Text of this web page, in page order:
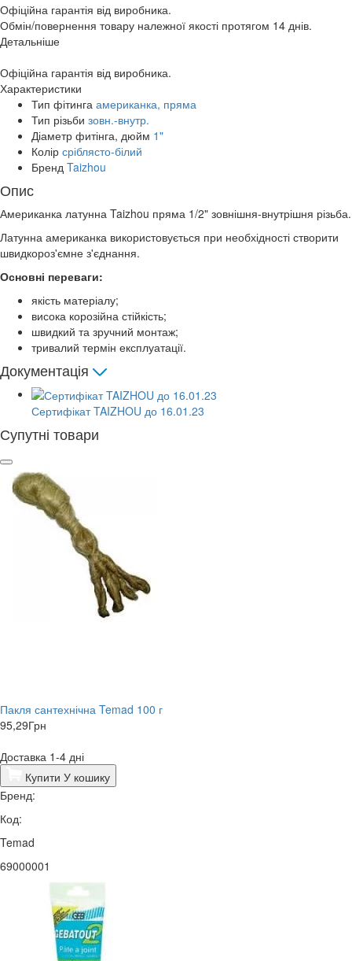
Офіційна гарантія від виробника.
Обмін/повернення товару належної якості протягом 14 днів.
Детальніше
Офіційна гарантія від виробника.
Характеристики
Тип фітинга американка, пряма
Тип різьби зовн.-внутр.
Діаметр фитінга, дюйм 1"
Колір сріблясто-білий
Бренд Taizhou
Опис
Американка латунна Taizhou пряма 1/2" зовнішня-внутрішня різьба.
Латунна американка використовується при необхідності створити
швидкороз'ємне з'єднання.
Основні переваги:
якість матеріалу;
висока корозійна стійкість;
швидкий та зручний монтаж;
тривалий термін експлуатації.
Документація
Сертифікат TAIZHOU до 16.01.23
Супутні товари
Пакля сантехнічна Temad 100 г
95,29Грн
Доставка 1-4 дні
Купити У кошику
Бренд:
Код:
Temad
69000001